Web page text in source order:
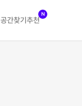
공간찾기 추천
N